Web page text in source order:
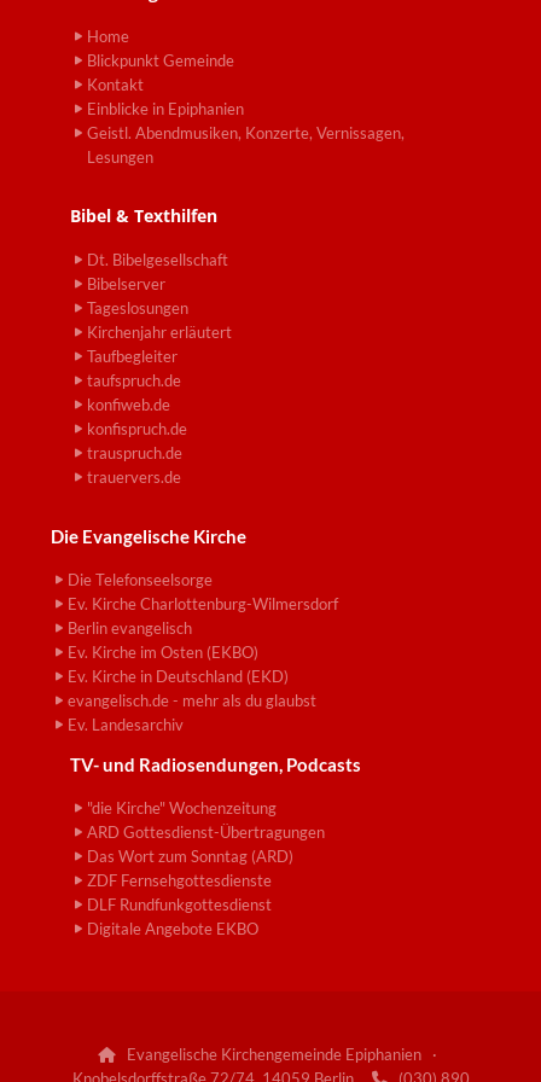
Home
Blickpunkt Gemeinde
Kontakt
Einblicke in Epiphanien
Geistl. Abendmusiken, Konzerte, Vernissagen,
Lesungen
Bibel & Texthilfen
Dt. Bibelgesellschaft
Bibelserver
Tageslosungen
Kirchenjahr erläutert
Taufbegleiter
taufspruch.de
konfiweb.de
konfispruch.de
trauspruch.de
trauervers.de
Die Evangelische Kirche
Die Telefonseelsorge
Ev. Kirche Charlottenburg-Wilmersdorf
Berlin evangelisch
Ev. Kirche im Osten (EKBO)
Ev. Kirche in Deutschland (EKD)
evangelisch.de - mehr als du glaubst
Ev. Landesarchiv
TV- und Radiosendungen, Podcasts
"die Kirche" Wochenzeitung
ARD Gottesdienst-Übertragungen
Das Wort zum Sonntag (ARD)
ZDF Fernsehgottesdienste
DLF Rundfunkgottesdienst
Digitale Angebote EKBO
Evangelische Kirchengemeinde Epiphanien ·